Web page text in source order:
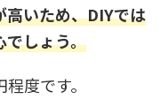
いため、DIYでは
でしょう。
度です。